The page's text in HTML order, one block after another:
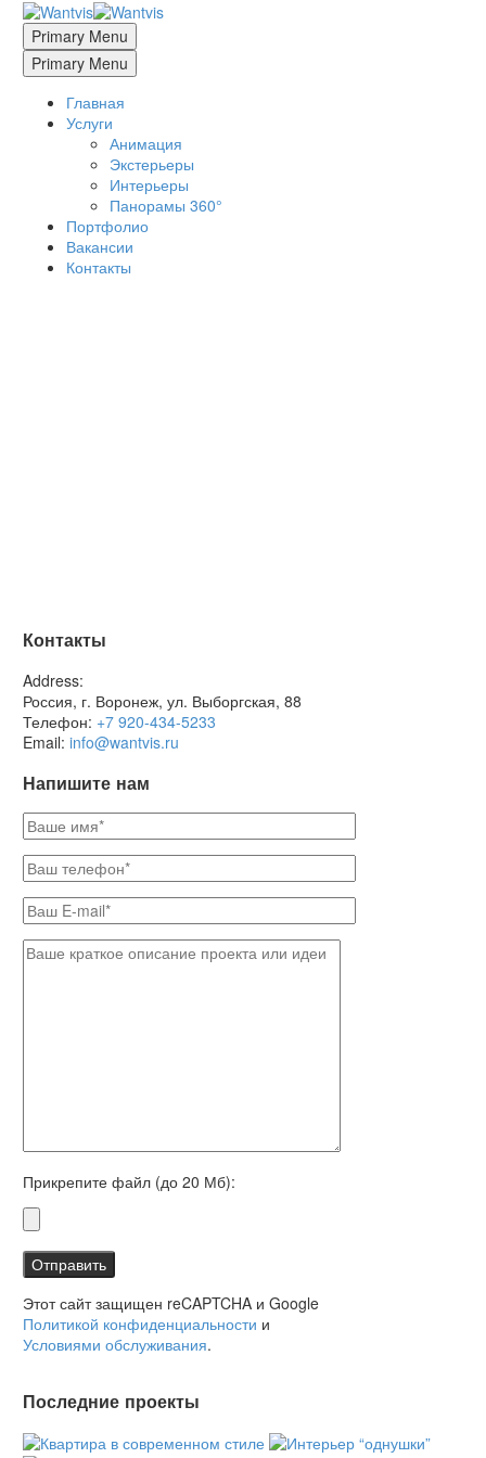
Primary Menu
Primary Menu
Главная
Услуги
Анимация
Экстерьеры
Интерьеры
Панорамы 360°
Портфолио
Вакансии
Контакты
Контакты
Address:
Россия, г. Воронеж, ул. Выборгская, 88
Телефон: +7 920-434-5233
Email: info@wantvis.ru
Напишите нам
Прикрепите файл (до 20 Мб):
Этот сайт защищен reCAPTCHA и Google
Политикой конфиденциальности и
Условиями обслуживания.
Последние проекты